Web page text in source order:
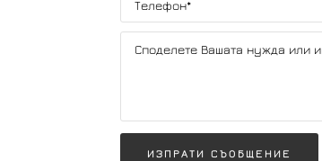
ИЗПРАТИ СЪОБЩЕНИЕ